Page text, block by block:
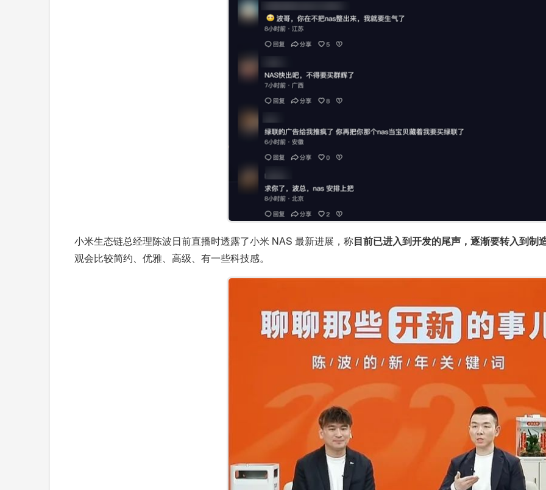
小米生态链总经理陈波日前直播时透露了小米 NAS 最新进展，称目前已进入到开发的尾声，逐渐要转入到制
观会比较简约、优雅、高级、有一些科技感。